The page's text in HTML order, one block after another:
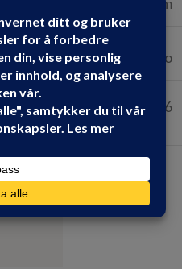
240 cm x 62 cm
Fibo
2.976